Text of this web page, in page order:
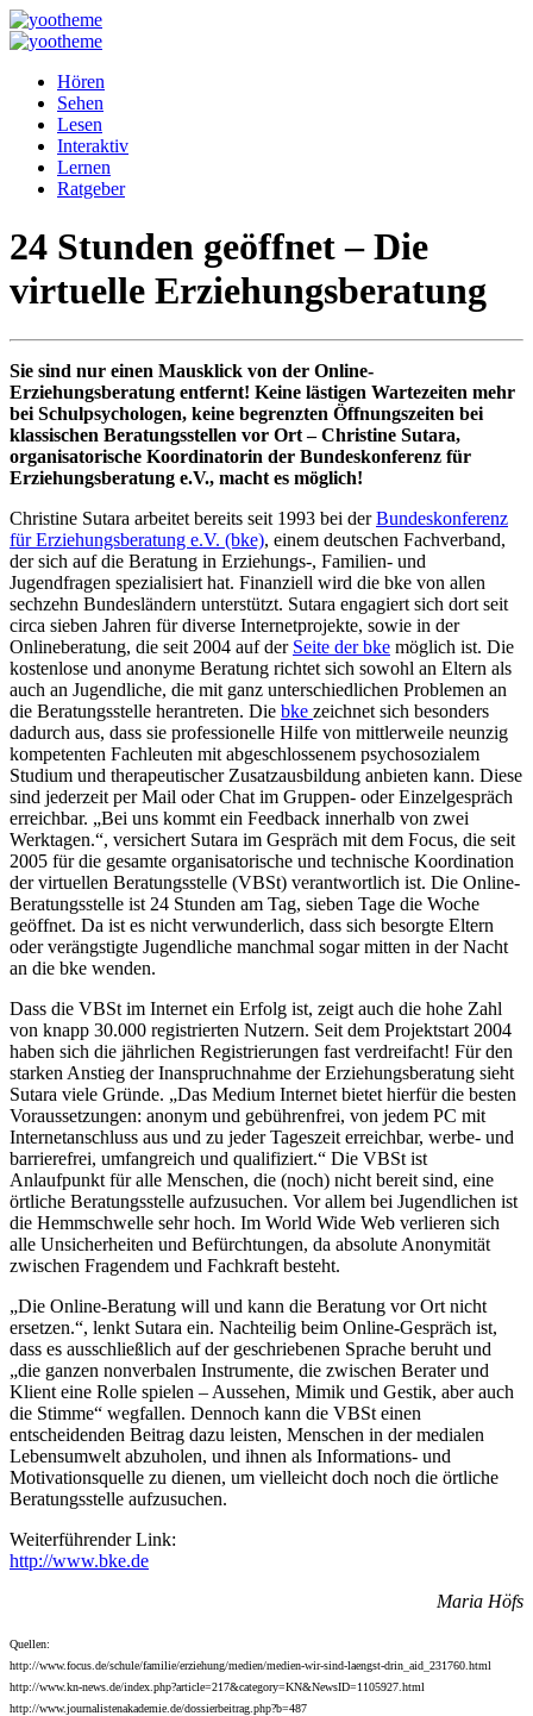
Hören
Sehen
Lesen
Interaktiv
Lernen
Ratgeber
24 Stunden geöffnet – Die
virtuelle Erziehungsberatung
Sie sind nur einen Mausklick von der Online-
Erziehungsberatung entfernt! Keine lästigen Wartezeiten mehr
bei Schulpsychologen, keine begrenzten Öffnungszeiten bei
klassischen Beratungsstellen vor Ort – Christine Sutara,
organisatorische Koordinatorin der Bundeskonferenz für
Erziehungsberatung e.V., macht es möglich!
Christine Sutara arbeitet bereits seit 1993 bei derBundeskonferenz
für Erziehungsberatung e.V. (bke), einem deutschen Fachverband,
der sich auf die Beratung in Erziehungs-, Familien- und
Jugendfragen spezialisiert hat. Finanziell wird die bke von allen
sechzehn Bundesländern unterstützt. Sutara engagiert sich dort seit
circa sieben Jahren für diverse Internetprojekte, sowie in der
Onlineberatung, die seit 2004 auf der Seite der bke möglich ist. Die
kostenlose und anonyme Beratung richtet sich sowohl an Eltern als
auch an Jugendliche, die mit ganz unterschiedlichen Problemen an
die Beratungsstelle herantreten. Die bke zeichnet sich besonders
dadurch aus, dass sie professionelle Hilfe von mittlerweile neunzig
kompetenten Fachleuten mit abgeschlossenem psychosozialem
Studium und therapeutischer Zusatzausbildung anbieten kann. Diese
sind jederzeit per Mail oder Chat im Gruppen- oder Einzelgespräch
erreichbar. „Bei uns kommt ein Feedback innerhalb von zwei
Werktagen.“, versichert Sutara im Gespräch mit dem Focus, die seit
2005 für die gesamte organisatorische und technische Koordination
der virtuellen Beratungsstelle (VBSt) verantwortlich ist. Die Online-
Beratungsstelle ist 24 Stunden am Tag, sieben Tage die Woche
geöffnet. Da ist es nicht verwunderlich, dass sich besorgte Eltern
oder verängstigte Jugendliche manchmal sogar mitten in der Nacht
an die bke wenden.
Dass die VBSt im Internet ein Erfolg ist, zeigt auch die hohe Zahl
von knapp 30.000 registrierten Nutzern. Seit dem Projektstart 2004
haben sich die jährlichen Registrierungen fast verdreifacht! Für den
starken Anstieg der Inanspruchnahme der Erziehungsberatung sieht
Sutara viele Gründe. „Das Medium Internet bietet hierfür die besten
Voraussetzungen: anonym und gebührenfrei, von jedem PC mit
Internetanschluss aus und zu jeder Tageszeit erreichbar, werbe- und
barrierefrei, umfangreich und qualifiziert.“ Die VBSt ist
Anlaufpunkt für alle Menschen, die (noch) nicht bereit sind, eine
örtliche Beratungsstelle aufzusuchen. Vor allem bei Jugendlichen ist
die Hemmschwelle sehr hoch. Im World Wide Web verlieren sich
alle Unsicherheiten und Befürchtungen, da absolute Anonymität
zwischen Fragendem und Fachkraft besteht.
„Die Online-Beratung will und kann die Beratung vor Ort nicht
ersetzen.“, lenkt Sutara ein. Nachteilig beim Online-Gespräch ist,
dass es ausschließlich auf der geschriebenen Sprache beruht und
„die ganzen nonverbalen Instrumente, die zwischen Berater und
Klient eine Rolle spielen – Aussehen, Mimik und Gestik, aber auch
die Stimme“ wegfallen. Dennoch kann die VBSt einen
entscheidenden Beitrag dazu leisten, Menschen in der medialen
Lebensumwelt abzuholen, und ihnen als Informations- und
Motivationsquelle zu dienen, um vielleicht doch noch die örtliche
Beratungsstelle aufzusuchen.
Weiterführender Link:
http://www.bke.de
Maria Höfs
Quellen:
http://www.focus.de/schule/familie/erziehung/medien/medien-wir-sind-laengst-drin_aid_231760.html
http://www.kn-news.de/index.php?article=217&category=KN&NewsID=1105927.html
http://www.journalistenakademie.de/dossierbeitrag.php?b=487